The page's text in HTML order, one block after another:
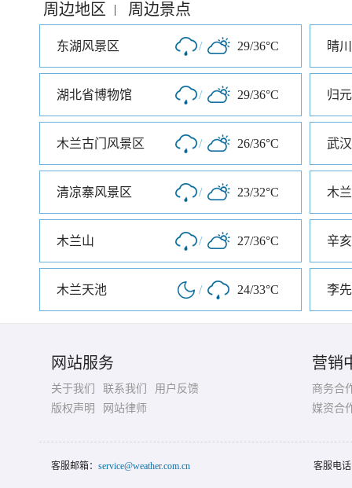
周边地区 | 周边景点
东湖风景区 / 29/36°C 晴
湖北省博物馆 / 29/36°C 归
木兰古门风景区 / 26/36°C 武
清凉寨风景区 / 23/32°C 木
木兰山 / 27/36°C
木兰天池 / 24/33°C 李
网站服务
关于我们 联系我们
用户反馈
版权声明
网站律师
营销
商务合
媒资合
客服邮箱： service@weather.com.cn 客服电